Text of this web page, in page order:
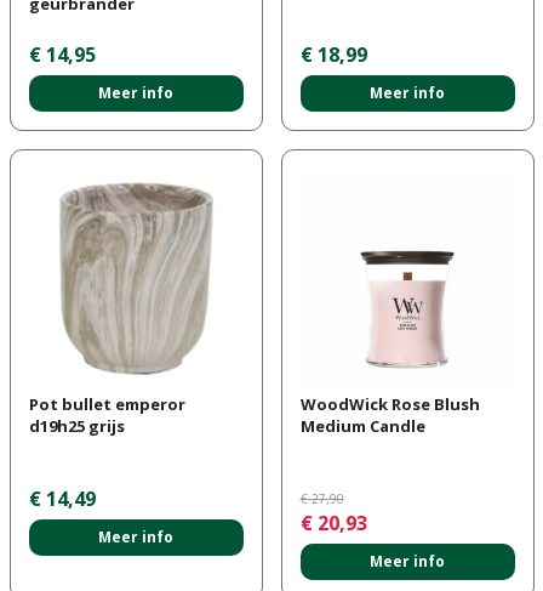
€ 14,95
Meer info
€ 18,99
Meer info
Pot bullet emperor
d19h25 grijs
€ 14,49
Meer info
WoodWick Rose Blush
Medium Candle
€ 27,90
€ 20,93
Meer info